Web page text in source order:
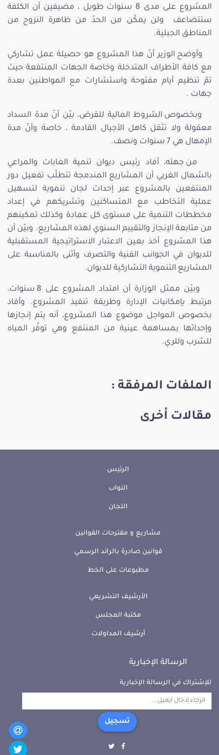
المشروع على مدى 8 سنوات طويل ، مضيفين أن الكلفة
ستتضاعف ولن يمكّن من الحدّ من ظاهرة النزوح من
المناطق الجبلية.
وأوضح الوزير أنّ هذا المشروع هو حصيلة عمل تشاركي
مع كافة الأطراف المتدخلة وخاصة الجهات المنتفعة حيث
تمّ تنظيم أيام مفتوحة واستشارات مع المواطنين بعدة
جهات .
وبخصوص الشروط المالية للقرض، بيّن أنّ مدة السداد
معقولة ولا تثقل كاهل الأجيال القادمة ، خاصة وأنّ مدة
الإمهال هي 7 سنوات ونصف.
من جهته، أفاد رئيس ديوان تنمية الغابات والمراعي
بالشمال الغربي أن المشاريع المندمجة تتطلّب تفعيل دور
المنتفعين بالمشروع عبر إحداث لجان تنموية لتسهيل
عملية التخاطب مع المتساكنين وتشريكهم في إعداد
مخططات التنمية على مستوى كل عمادة وكذلك تمكينهم
من متابعة الإنجاز والتقييم السنوي لهذه المشاريع. وبيّن أن
هذا المشروع أخذ بعين الاعتبار الاستراتيجية المستقبلية
للديوان في الجوانب الفنية والتصرف وأثنى بالمناسبة على
المشاريع التنموية التشاركية للديوان.
وبيّن ممثل الوزارة أن امتداد المشروع على 8 سنوات،
مرتبط بإمكانيات الإدارة وطريقة تنفيذ المشروع. وأفاد
بخصوص المواجل موضوع هذا المشروع، أنه يتم إنجازها
وإحداثها بمساهمة عينية من المنتفع وهي توفّر المياه
للشرب وللري.
الملفات المرفقة :
مقالات أخرى
الرئيس
النواب
اللجان
مشاريع و مقترحات القوانين
قوانين صادرة بالرائد الرسمي
مطبوعات على الخط
الأرشيف التشريعي
مكتبة المجلس
أرشيف المداولات
الرسالة الإخبارية
للإشتراك في الرسالة الإخبارية
تسجيل